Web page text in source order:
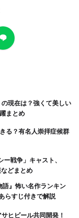
まとめ
どまとめ
らすじ付きで解説